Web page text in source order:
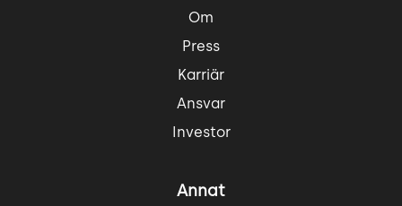
Om
Press
Karriär
Ansvar
Investor
Annat